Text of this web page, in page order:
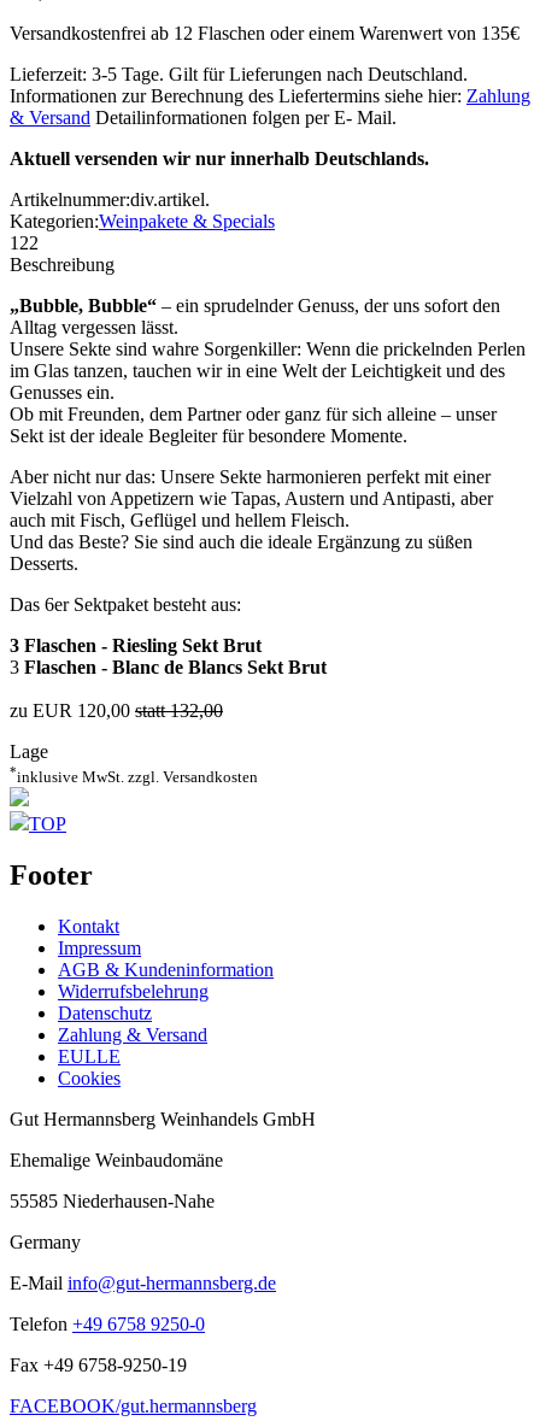
Versandkostenfrei ab 12 Flaschen oder einem Warenwert von 135€
Lieferzeit: 3-5 Tage. Gilt für Lieferungen nach Deutschland.
Informationen zur Berechnung des Liefertermins siehe hier: Zahlung
& Versand Detailinformationen folgen per E- Mail.
Aktuell versenden wir nur innerhalb Deutschlands.
Artikelnummer:div.artikel.
Kategorien:Weinpakete & Specials
122
Beschreibung
„Bubble, Bubble“ – ein sprudelnder Genuss, der uns sofort den
Alltag vergessen lässt.
Unsere Sekte sind wahre Sorgenkiller: Wenn die prickelnden Perlen
im Glas tanzen, tauchen wir in eine Welt der Leichtigkeit und des
Genusses ein.
Ob mit Freunden, dem Partner oder ganz für sich alleine – unser
Sekt ist der ideale Begleiter für besondere Momente.
Aber nicht nur das: Unsere Sekte harmonieren perfekt mit einer
Vielzahl von Appetizern wie Tapas, Austern und Antipasti, aber
auch mit Fisch, Geflügel und hellem Fleisch.
Und das Beste? Sie sind auch die ideale Ergänzung zu süßen
Desserts.
Das 6er Sektpaket besteht aus:
3 Flaschen - Riesling Sekt Brut
3 Flaschen - Blanc de Blancs Sekt Brut
zu EUR 120,00 statt 132,00
Lage
*inklusive MwSt. zzgl. Versandkosten
TOP
Footer
Kontakt
Impressum
AGB & Kundeninformation
Widerrufsbelehrung
Datenschutz
Zahlung & Versand
EULLE
Cookies
Gut Hermannsberg Weinhandels GmbH
Ehemalige Weinbaudomäne
55585 Niederhausen-Nahe
Germany
E-Mail info@gut-hermannsberg.de
Telefon +49 6758 9250-0
Fax +49 6758-9250-19
FACEBOOK/gut.hermannsberg